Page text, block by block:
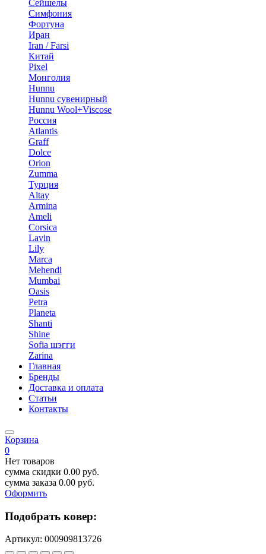
Сейшелы
Симфония
Фортуна
Иран
Iran / Farsi
Китай
Pixel
Монголия
Hunnu
Hunnu сувенирный
Hunnu Wool+Viscose
Россия
Atlantis
Graff
Dolce
Orion
Zumma
Турция
Altay
Armina
Ameli
Corsica
Lavin
Lily
Marca
Mehendi
Mumbai
Oasis
Petra
Planeta
Shanti
Shine
Sofia шэгги
Zarina
Главная
Бренды
Доставка и оплата
Статьи
Контакты
Корзина
0
Нет товаров
сумма скидки 0.00 руб.
сумма заказа 0.00 руб.
Оформить
Подобрать ковер:
Артикул: 000909813726